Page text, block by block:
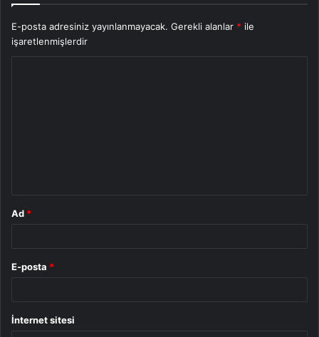
E-posta adresiniz yayınlanmayacak. Gerekli alanlar * ile
işaretlenmişlerdir
Ad *
E-posta *
İnternet sitesi